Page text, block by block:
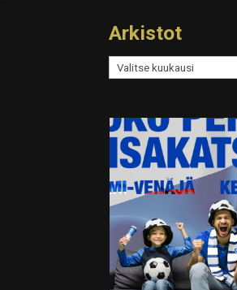
Arkistot
Arkistot